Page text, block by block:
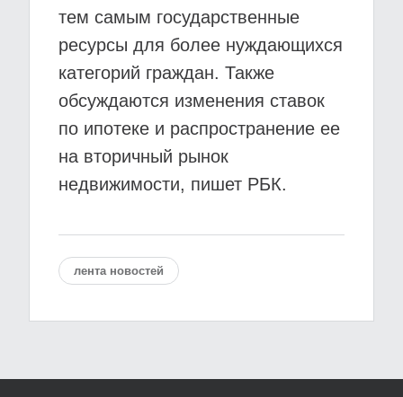
тем самым государственные
ресурсы для более нуждающихся
категорий граждан. Также
обсуждаются изменения ставок
по ипотеке и распространение ее
на вторичный рынок
недвижимости, пишет РБК.
лента новостей